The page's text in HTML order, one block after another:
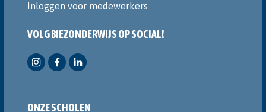
Inloggen voor medewerkers
VOLG BIEZONDERWIJS OP SOCIAL!
ONZE SCHOLEN